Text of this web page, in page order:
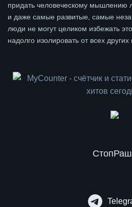
придать человеческому
и даже самые развитые, самые
люди не могут целиком избежать
надолго изолировать от всех